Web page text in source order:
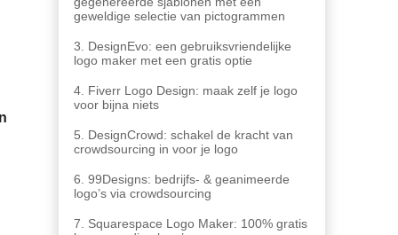
geweldige selectie van pictogrammen
3. DesignEvo: een gebruiksvriendelijke
logo maker met een gratis optie
4. Fiverr Logo Design: maak zelf je logo
voor bijna niets
5. DesignCrowd: schakel de kracht van
crowdsourcing in voor je logo
6. 99Designs: bedrijfs- & geanimeerde
logo’s via crowdsourcing
7. Squarespace Logo Maker: 100% gratis